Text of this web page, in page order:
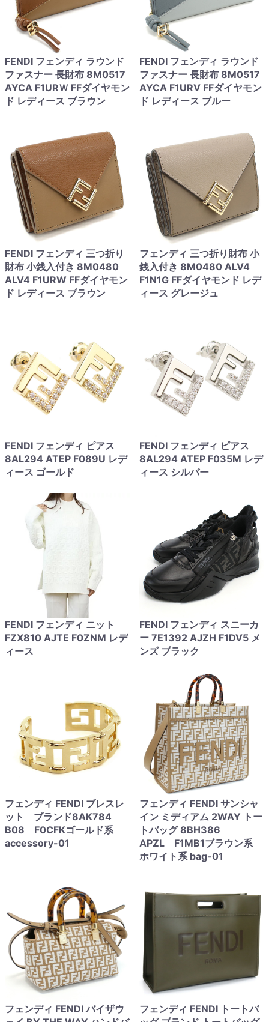
FENDI フェンディ ラウンド
ファスナー 長財布 8M0517
AYCA F1URＷ FFダイヤモン
ド レディース ブラウン
FENDI フェンディ ラウンド
ファスナー 長財布 8M0517
AYCA F1URV FFダイヤモン
ド レディース ブルー
FENDI フェンディ 三つ折り
財布 小銭入付き 8M0480
ALV4 F1URW FFダイヤモン
ド レディース ブラウン
フェンディ 三つ折り財布 小
銭入付き 8M0480 ALV4
F1N1G FFダイヤモンド レデ
ィース グレージュ
FENDI フェンディ ピアス
8AL294 ATEP F089U レデ
ィース ゴールド
FENDI フェンディ ピアス
8AL294 ATEP F035M レデ
ィース シルバー
FENDI フェンディ ニット
FZX810 AJTE F0ZNM レデ
ィース
FENDI フェンディ スニーカ
ー 7E1392 AJZH F1DV5 メ
ンズ ブラック
フェンディ FENDI ブレスレ
ット ブランド8AK784
B08 F0CFKゴールド系
accessory-01
フェンディ FENDI サンシャ
イン ミディアム 2WAY トー
トバッグ 8BH386
APZL F1MB1ブラウン系
ホワイト系 bag-01
フェンディ FENDI バイザウ
フェンディ FENDI トートバ